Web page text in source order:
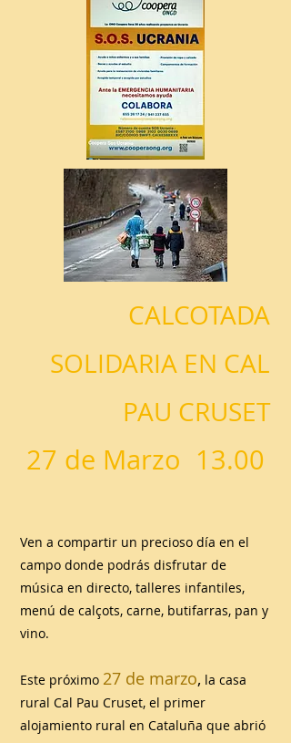
CALCOTADA
SOLIDARIA EN CAL
PAU CRUSET
27 de Marzo 13.00
Ven a compartir un precioso día en el
campo donde podrás disfrutar de
música en directo, talleres infantiles,
menú de calçots, carne, butifarras, pan y
vino.
Este próximo 27 de marzo, la casa
rural Cal Pau Cruset, el primer
alojamiento rural en Cataluña que abrió